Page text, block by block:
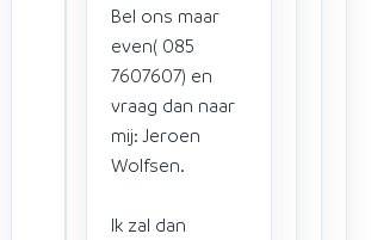
Bel ons maar
even( 085
7607607) en
vraag dan naar
mij: Jeroen
Wolfsen.
Ik zal dan